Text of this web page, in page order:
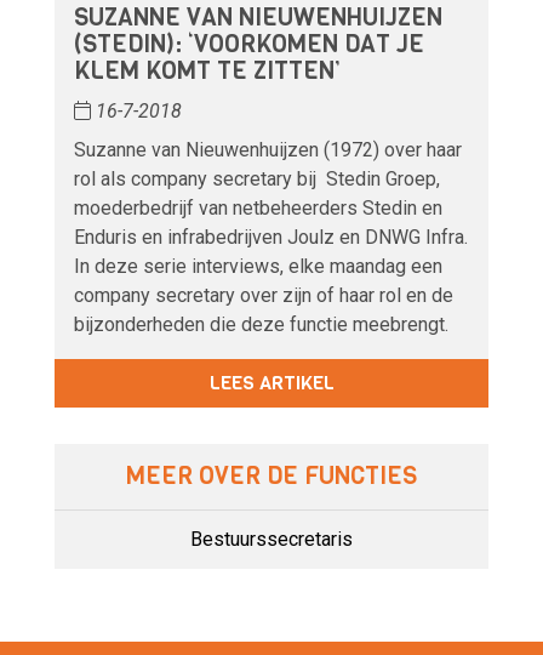
SUZANNE VAN NIEUWENHUIJZEN
(STEDIN): ‘VOORKOMEN DAT JE
KLEM KOMT TE ZITTEN’
16-7-2018
Suzanne van Nieuwenhuijzen (1972) over haar
rol als company secretary bij Stedin Groep,
moederbedrijf van netbeheerders Stedin en
Enduris en infrabedrijven Joulz en DNWG Infra.
In deze serie interviews, elke maandag een
company secretary over zijn of haar rol en de
bijzonderheden die deze functie meebrengt.
LEES ARTIKEL
MEER OVER DE FUNCTIES
Bestuurssecretaris